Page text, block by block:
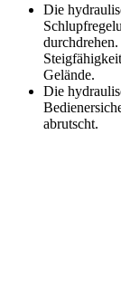
Die
Gelände.
Die
abrutscht.